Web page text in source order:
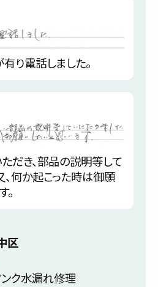
り電話しました。
だき、部品の説明等して
、何か起こった時は御願
。
区
ンク水漏れ修理